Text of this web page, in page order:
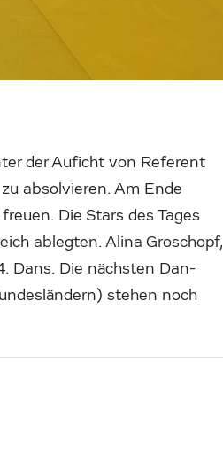
der Auficht von Referent
absolvieren. Am Ende
Die Stars des Tages
ablegten. Alina Groschopf,
Dans. Die nächsten Dan-
stehen noch